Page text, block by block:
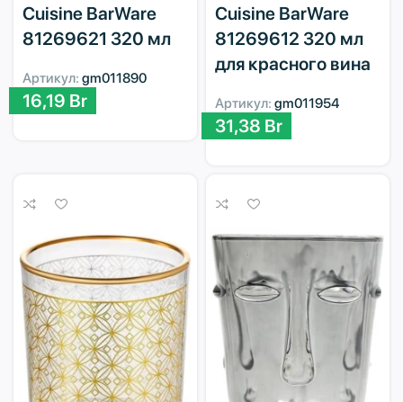
Cuisine BarWare
81269621 320 мл
Артикул: gm011890
16,19 Br
Cuisine BarWare
81269612 320 мл
для красного вина
Артикул: gm011954
31,38 Br